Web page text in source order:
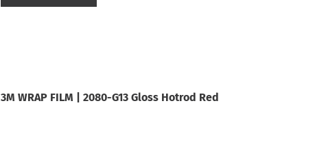
3M WRAP FILM | 2080-G13 Gloss Hotrod Red